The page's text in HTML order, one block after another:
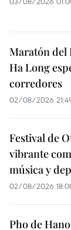
Maratón del
Ha Long
corredores
02/08/2026
Festival de
vibrante
música y
02/08/2026
Pho de